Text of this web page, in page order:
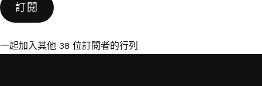
件
位
訂閱
一起加入其他 38 位訂閱者的行列